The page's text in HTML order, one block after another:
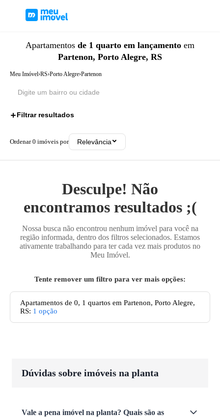
Apartamentos de 1 quarto em lançamento em
Partenon, Porto Alegre, RS
Meu Imóvel›RS›Porto Alegre›Partenon
Filtrar resultados
Ordenar0 imóveis por Relevância
Desculpe! Não
encontramos resultados ;(
Nossa busca não encontrou nenhum imóvel para você na
região informada, dentro dos filtros selecionados. Estamos
ativamente trabalhando para ter cada vez mais produtos no
Meu Imóvel.
Tente remover um filtro para ver mais opções:
Apartamentos de 0, 1 quartos em Partenon, Porto Alegre,
RS: 1 opção
Dúvidas sobre imóveis na planta
Vale a pena imóvel na planta? Quais são as